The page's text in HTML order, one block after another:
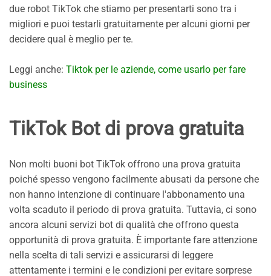
due robot TikTok che stiamo per presentarti sono tra i
migliori e puoi testarli gratuitamente per alcuni giorni per
decidere qual è meglio per te.
Leggi anche: Tiktok per le aziende, come usarlo per fare
business
TikTok Bot di prova gratuita
Non molti buoni bot TikTok offrono una prova gratuita
poiché spesso vengono facilmente abusati da persone che
non hanno intenzione di continuare l'abbonamento una
volta scaduto il periodo di prova gratuita. Tuttavia, ci sono
ancora alcuni servizi bot di qualità che offrono questa
opportunità di prova gratuita. È importante fare attenzione
nella scelta di tali servizi e assicurarsi di leggere
attentamente i termini e le condizioni per evitare sorprese